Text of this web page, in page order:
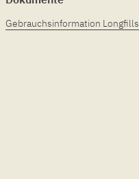
Gebrauchsinformation Longfills